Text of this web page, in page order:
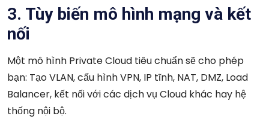
3. Tùy biến mô hình mạng và kết
nối
Một mô hình Private Cloud tiêu chuẩn sẽ cho phép
bạn: Tạo VLAN, cấu hình VPN, IP tĩnh, NAT, DMZ, Load
Balancer, kết nối với các dịch vụ Cloud khác hay hệ
thống nội bộ.